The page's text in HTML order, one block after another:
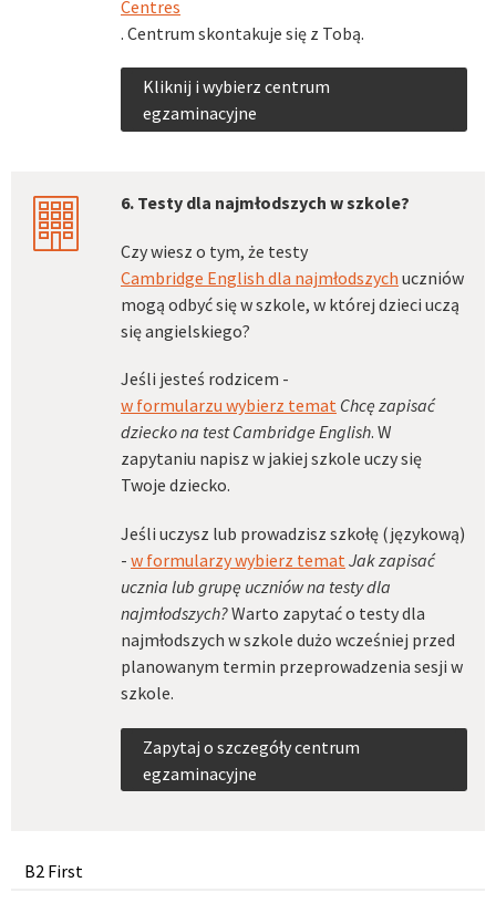
B2 First
Centres
. Centrum skontakuje się z Tobą.
Kliknij i wybierz centrum
egzaminacyjne
city 6. Testy dla najmłodszych w szkole?
Czy wiesz o tym, że testy
Cambridge English dla najmłodszych uczniów
mogą odbyć się w szkole, w której dzieci uczą
się angielskiego?
Jeśli jesteś rodzicem -
w formularzu wybierz temat Chcę zapisać
dziecko na test Cambridge English. W
zapytaniu napisz w jakiej szkole uczy się
Twoje dziecko.
Jeśli uczysz lub prowadzisz szkołę (językową)
- w formularzy wybierz temat Jak zapisać
ucznia lub grupę uczniów na testy dla
najmłodszych?Warto zapytać o testy dla
najmłodszych w szkole dużo wcześniej przed
planowanym termin przeprowadzenia sesji w
szkole.
Zapytaj o szczegóły centrum
egzaminacyjne